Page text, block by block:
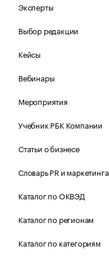
Эксперты
Выбор редакции
Кейсы
Вебинары
Мероприятия
Учебник РБК Компании
Статьи о бизнесе
Словарь PR и маркетинга
Каталог по ОКВЭД
Каталог по регионам
Каталог по категориям